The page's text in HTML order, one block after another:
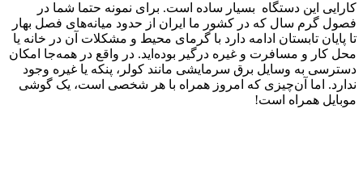
کارایی این دستگاه بسیار ساده است. برای نمونه حتما شما در
فصول گرم سال که در کشور ما ایران از حدود میانه‌های فصل بهار
تا پایان تابستان ادامه دارد با گرمای محیط و مشکلات آن در خانه یا
محل کار و مسافرت و غیره درگیر بوده‌اید. در واقع در همه‌جا امکان
دسترسی به وسایل برق سرمایشی مانند کولر، پنکه یا غیره وجود
ندارد. اما آن‌چیزی که امروز همراه با هر شخصی است، یک گوشی
موبایل همراه است!